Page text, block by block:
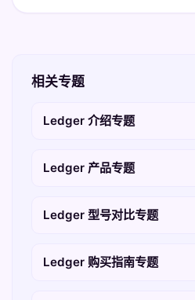
相关专题
Ledger 介绍专题
Ledger 产品专题
Ledger 型号对比专题
Ledger 购买指南专题